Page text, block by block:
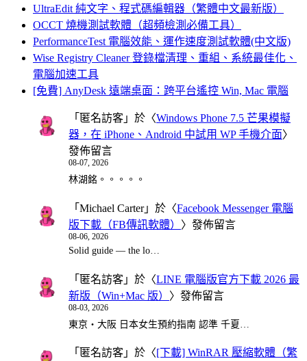
UltraEdit 純文字、程式碼編輯器（繁體中文最新版）
OCCT 燒機測試軟體（超頻檢測必備工具）
PerformanceTest 電腦效能、運作速度測試軟體(中文版)
Wise Registry Cleaner 登錄檔清理、重組、系統最佳化、
電腦加速工具
[免費] AnyDesk 遠端桌面：跨平台遙控 Win, Mac 電腦
「 匿名訪客 」於〈Windows Phone 7.5 芒果模擬
器，在 iPhone、Android 中試用 WP 手機介面〉
發佈留言
08-07, 2026
林湖銘。。。。。
「 Michael Carter」於〈Facebook Messenger 電腦
版下載（FB傳訊軟體） 〉發佈留言
08-06, 2026
Solid guide — the lo…
「 匿名訪客 」於〈LINE 電腦版官方下載 2026 最
新版（Win+Mac 版） 〉發佈留言
08-03, 2026
東京・大阪 日本女生預約指南 認準 千夏…
「 匿名訪客 」於〈[下載] WinRAR 壓縮軟體（繁